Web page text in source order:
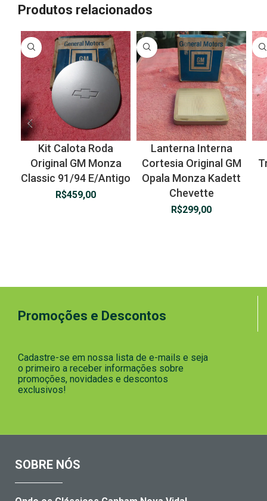
Produtos relacionados
Kit Calota Roda
Original GM Monza
Classic 91/94 E/Antigo
R$459,00
Lanterna Interna
Cortesia Original GM
Opala Monza Kadett
Chevette
R$299,00
Promoções e Descontos
Cadastre-se em nossa lista de e-mails e seja
o primeiro a receber informações sobre
promoções, novidades e descontos
exclusivos!
SOBRE NÓS